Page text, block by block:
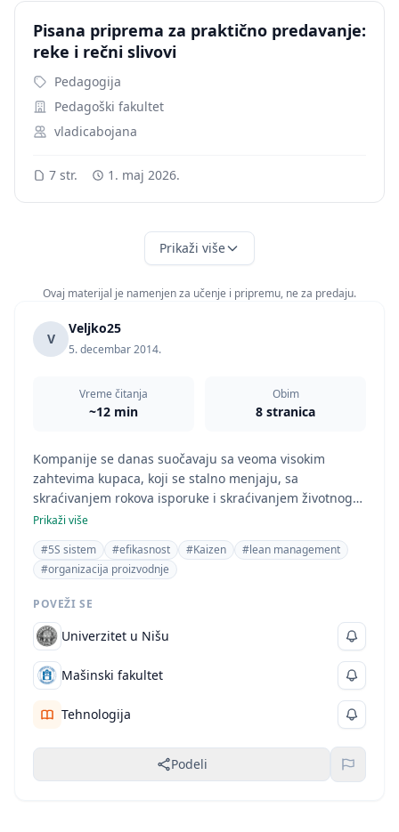
Pisana priprema za praktično predavanje:
reke i rečni slivovi
Pedagogija
Pedagoški fakultet
vladicabojana
7 str. 1. maj 2026.
Prikaži više
Ovaj materijal je namenjen za učenje i pripremu, ne za predaju.
V
Veljko25
5. decembar 2014.
Vreme čitanja
~12 min
Obim
8 stranica
Kompanije se danas suočavaju sa veoma visokim
zahtevima kupaca, koji se stalno menjaju, sa
skraćivanjem rokova isporuke i skraćivanjem životnog
ciklusa proizvoda. Jedini način da se opstane je da se
inovira razvoj proizvoda i bude dovoljno fleksibilan u
proizvodnji.
Prikaži više
#5S sistem
#efikasnost #Kaizen
#lean management
#organizacija proizvodnje
POVEŽI SE
Univerzitet u Nišu
Mašinski fakultet
Tehnologija
Podeli